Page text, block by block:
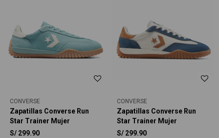
CONVERSE
Zapatillas Converse Run
Star Trainer Mujer
S/ 299.90
CONVERSE
Zapatillas Converse Run
Star Trainer Mujer
S/ 299.90